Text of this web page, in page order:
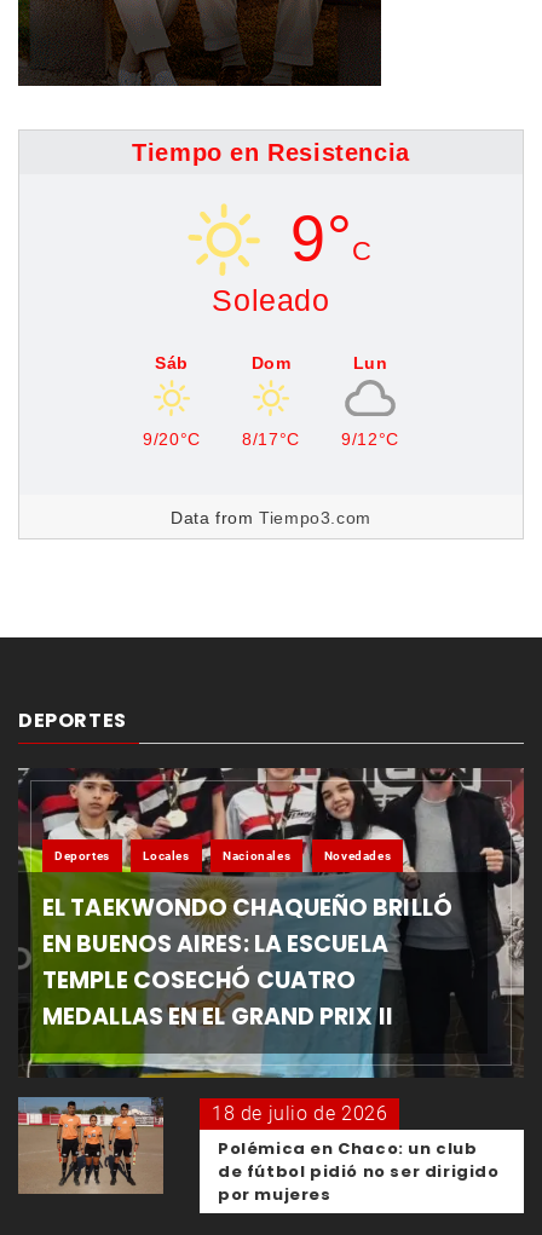
Tiempo en Resistencia
9°C
Soleado
Sáb
9/20°C
Dom
8/17°C
Lun
9/12°C
Data fromTiempo3.com
DEPORTES
Deportes Locales Nacionales Novedades
EL TAEKWONDO CHAQUEÑO BRILLÓ
EN BUENOS AIRES: LA ESCUELA
TEMPLE COSECHÓ CUATRO
MEDALLAS EN EL GRAND PRIX II
18 de julio de 2026
Polémica en Chaco: un club
de fútbol pidió no ser dirigido
por mujeres